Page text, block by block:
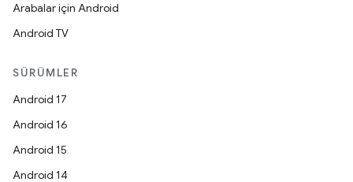
Arabalar için Android
Android TV
SÜRÜMLER
Android 17
Android 16
Android 15
Android 14